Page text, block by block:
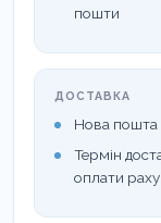
структура
слабкою.
пошти
ДОСТАВКА
Нова пошта
Термін
оплати